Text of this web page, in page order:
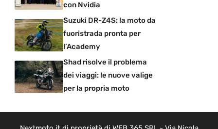
con Nvidia
Suzuki DR-Z4S: la moto da
fuoristrada pronta per
l’Academy
Shad risolve il problema
dei viaggi: le nuove valige
per la propria moto